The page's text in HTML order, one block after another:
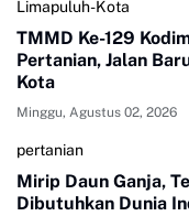
Limapuluh-Kota
TMMD Ke-129
Pertanian, Jalan
Kota
Minggu, Agustus 02, 2026
pertanian
Mirip Daun Ganja,
Dibutuhkan Dunia